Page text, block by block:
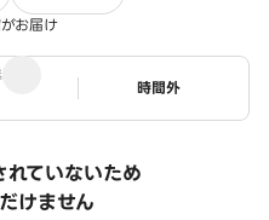
お届け
ステータス
時間外
れていないため
けません